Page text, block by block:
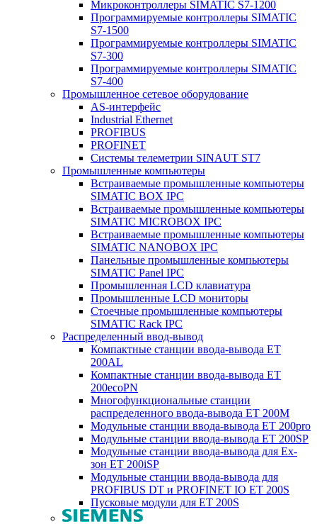
Микроконтроллеры SIMATIC S7-1200
Программируемые контроллеры SIMATIC
S7-1500
Программируемые контроллеры SIMATIC
S7-300
Программируемые контроллеры SIMATIC
S7-400
Промышленное сетевое оборудование
AS-интерфейс
Industrial Ethernet
PROFIBUS
PROFINET
Системы телеметрии SINAUT ST7
Промышленные компьютеры
Встраиваемые промышленные компьютеры
SIMATIC BOX IPC
Встраиваемые промышленные компьютеры
SIMATIC MICROBOX IPC
Встраиваемые промышленные компьютеры
SIMATIC NANOBOX IPC
Панельные промышленные компьютеры
SIMATIC Panel IPC
Промышленная LCD клавиатура
Промышленные LCD мониторы
Стоечные промышленные компьютеры
SIMATIC Rack IPC
Распределенный ввод-вывод
Компактные станции ввода-вывода ET
200AL
Компактные станции ввода-вывода ET
200ecoPN
Многофункциональные станции
распределенного ввода-вывода ET 200M
Модульные станции ввода-вывода ET 200pro
Модульные станции ввода-вывода ET 200SP
Модульные станции ввода-вывода для Ex-
зон ET 200iSP
Модульные станции ввода-вывода для
PROFIBUS DT и PROFINET IO ET 200S
Пусковые модули для ET 200S